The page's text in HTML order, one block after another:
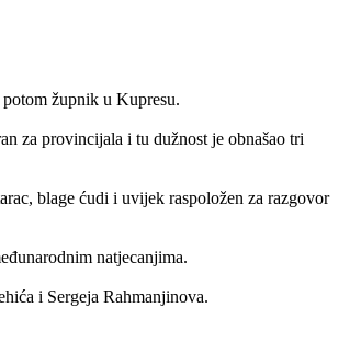
župnik u Kupresu.
za provincijala i tu dužnost je obnašao tri
blage ćudi i uvijek raspoložen za razgovor
natjecanjima.
i Sergeja Rahmanjinova.